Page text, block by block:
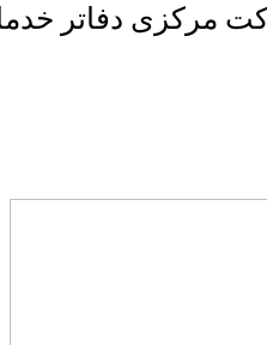
مرکزی دفاتر